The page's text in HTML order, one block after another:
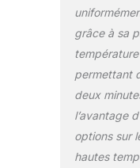
grâce à sa
permettant
deux
l’avantage
options sur
hautes